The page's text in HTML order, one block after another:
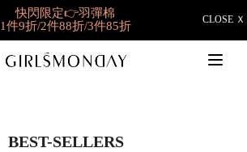
CLOSE Ｘ
快閃限定👉羽彈棉
1件9折/2件88折/3件85折
✨獨家新品就在這✨
夏日新衣搶先購
BEST-SELLERS